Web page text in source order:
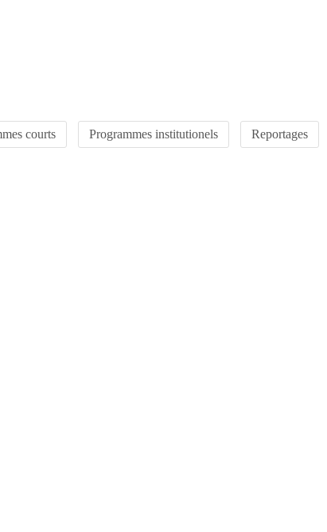
courts Programmes institutionels Reportages